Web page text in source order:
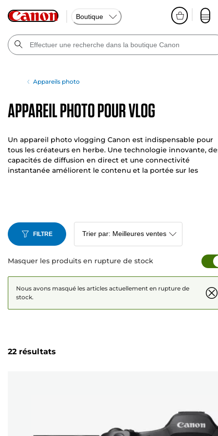
Boutique
Appareils photo
Appareil photo pour vlog
Un appareil photo vlogging Canon est indispensable pour
tous les créateurs en herbe. Une technologie innovante,
capacités de diffusion en direct et une connectivité
instantanée améliorent le contenu et la portée sur les
FILTRE
Masquer les produits en rupture de stock
Nous avons masqué les articles actuellement en rupture de
stock.
22 résultats